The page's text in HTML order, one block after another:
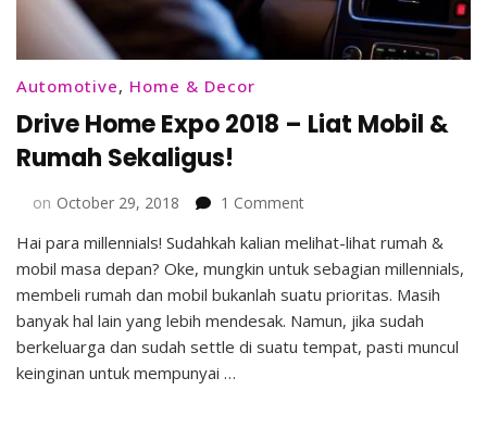
Automotive, Home & Decor
Drive Home Expo 2018 – Liat Mobil &
Rumah Sekaligus!
on October 29, 2018 1 Commenton
Home
Expo
2018
–
Liat
Mobil
Hai para millennials! Sudahkah kalian melihat-lihat rumah &
mobil masa depan? Oke, mungkin untuk sebagian millennials,
membeli rumah dan mobil bukanlah suatu prioritas. Masih
banyak hal lain yang lebih mendesak. Namun, jika sudah
berkeluarga dan sudah settle di suatu tempat, pasti muncul
keinginan untuk mempunyai …